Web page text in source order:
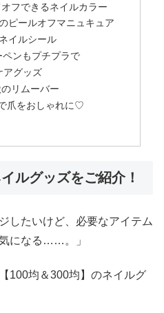
フできるネイルカラー
ピールオフマニュキュア
イルシール
ペンもプチプラで
アグッズ
のリムーバー
爪をおしゃれに♡
ルグッズをご紹介！
したいけど、必要なアイテム
になる……。」
100均＆300均】のネイルグ